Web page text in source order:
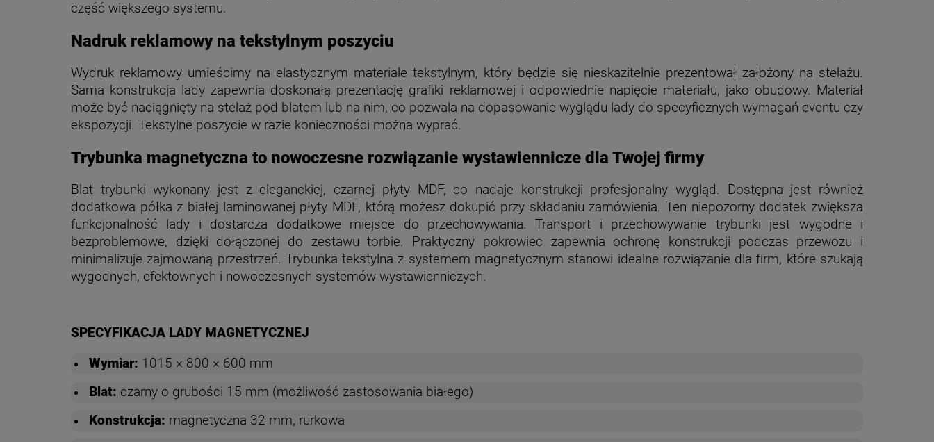
część większego systemu.
Nadruk reklamowy na tekstylnym poszyciu
Wydruk reklamowy umieścimy na elastycznym materiale tekstylnym, który będzie się nieskazitelnie prezentował założony na stelażu.
Sama konstrukcja lady zapewnia doskonałą prezentację grafiki reklamowej i odpowiednie napięcie materiału, jako obudowy. Materiał
może być naciągnięty na stelaż pod blatem lub na nim, co pozwala na dopasowanie wyglądu lady do specyficznych wymagań eventu czy
ekspozycji. Tekstylne poszycie w razie konieczności można wyprać.
Trybunka magnetyczna to nowoczesne rozwiązanie wystawiennicze dla Twojej firmy
Blat trybunki wykonany jest z eleganckiej, czarnej płyty MDF, co nadaje konstrukcji profesjonalny wygląd. Dostępna jest również
dodatkowa półka z białej laminowanej płyty MDF, którą możesz dokupić przy składaniu zamówienia. Ten niepozorny dodatek zwiększa
funkcjonalność lady i dostarcza dodatkowe miejsce do przechowywania. Transport i przechowywanie trybunki jest wygodne i
bezproblemowe, dzięki dołączonej do zestawu torbie. Praktyczny pokrowiec zapewnia ochronę konstrukcji podczas przewozu i
minimalizuje zajmowaną przestrzeń. Trybunka tekstylna z systemem magnetycznym stanowi idealne rozwiązanie dla firm, które szukają
wygodnych, efektownych i nowoczesnych systemów wystawienniczych.
SPECYFIKACJA LADY MAGNETYCZNEJ
Wymiar: 1015 × 800 × 600 mm
Blat: czarny o grubości 15 mm (możliwość zastosowania białego)
Konstrukcja: magnetyczna 32 mm, rurkowa